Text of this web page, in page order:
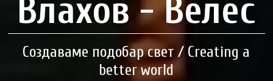
Влахов - Велес
Создаваме подобар свет / Creating a
better world